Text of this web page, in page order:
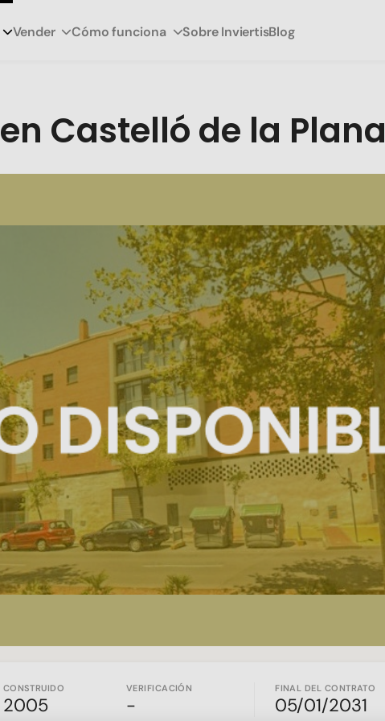
Vender Cómo funciona Sobre InviertisBlog
en Castelló de la Plana
CONSTRUIDO
2005
VERIFICACIÓN
-
FINAL DEL CONTRATO
05/01/2031